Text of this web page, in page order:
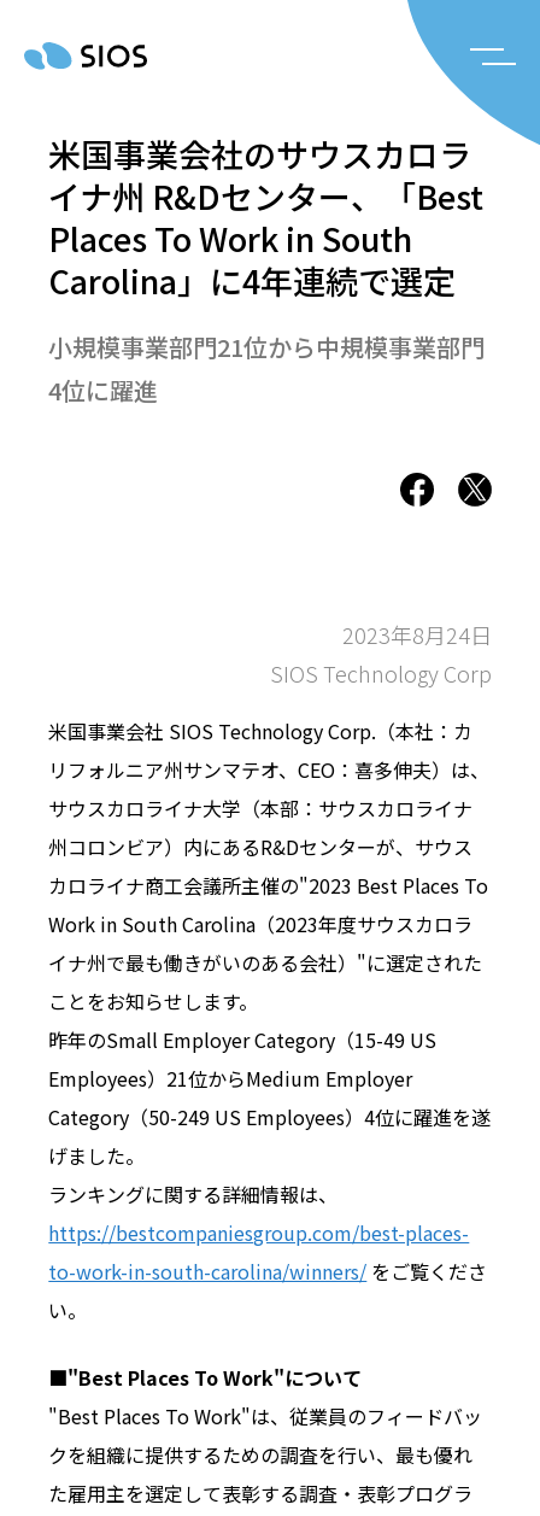
米国事業会社のサウスカロラ
イナ州 R&Dセンター、「Best
Places To Work in South
Carolina」に4年連続で選定
小規模事業部門21位から中規模事業部門
4位に躍進
2023年8月24日
SIOS Technology Corp
米国事業会社 SIOS Technology Corp.（本社：カ
リフォルニア州サンマテオ、CEO：喜多伸夫）は、
サウスカロライナ大学（本部：サウスカロライナ
州コロンビア）内にあるR&Dセンターが、サウス
カロライナ商工会議所主催の"2023 Best Places To
Work in South Carolina（2023年度サウスカロラ
イナ州で最も働きがいのある会社）"に選定された
ことをお知らせします。
昨年のSmall Employer Category（15-49 US
Employees）21位からMedium Employer
Category（50-249 US Employees）4位に躍進を遂
げました。
ランキングに関する詳細情報は、
https://bestcompaniesgroup.com/best-places-
to-work-in-south-carolina/winners/ をご覧くださ
い。
■"Best Places To Work"について
"Best Places To Work"は、従業員のフィードバッ
クを組織に提供するための調査を行い、最も優れ
た雇用主を選定して表彰する調査・表彰プログラ